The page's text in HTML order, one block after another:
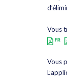
Vous
Vous